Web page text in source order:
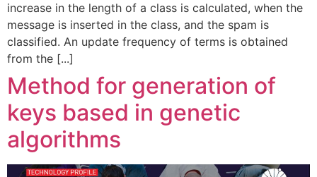
increase in the length of a class is calculated, when the
message is inserted in the class, and the spam is
classified. An update frequency of terms is obtained
from the [...]
Method for generation of
keys based in genetic
algorithms